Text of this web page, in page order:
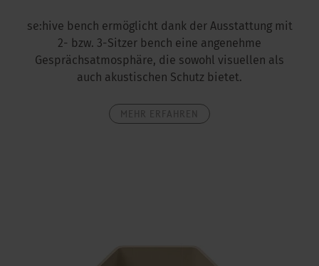
se:hive bench ermöglicht dank der Ausstattung mit
2- bzw. 3-Sitzer bench eine angenehme
Gesprächsatmosphäre, die sowohl visuellen als
auch akustischen Schutz bietet.